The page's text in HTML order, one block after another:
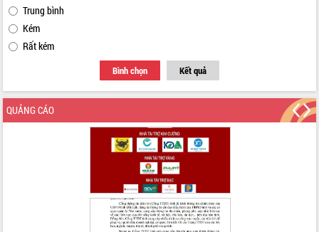
Trung bình
Kém
Rất kém
Bình chọn Kết quả
QUẢNG CÁO